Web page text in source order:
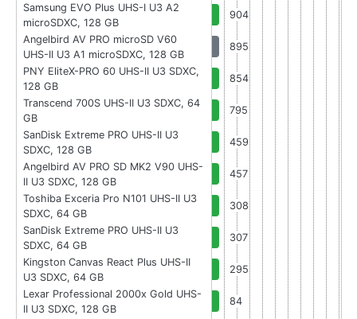
Samsung EVO Plus UHS-I U3 A2
microSDXC, 128 GB
904
Angelbird AV PRO microSD V60
UHS-II U3 A1 microSDXC, 128 GB
895
PNY EliteX-PRO 60 UHS-II U3 SDXC,
128 GB
854
Transcend 700S UHS-II U3 SDXC, 64
GB
795
SanDisk Extreme PRO UHS-II U3
SDXC, 128 GB
459
Angelbird AV PRO SD MK2 V90 UHS-
II U3 SDXC, 128 GB
457
Toshiba Exceria Pro N101 UHS-II U3
SDXC, 64 GB
308
SanDisk Extreme PRO UHS-II U3
SDXC, 64 GB
307
Kingston Canvas React Plus UHS-II
U3 SDXC, 64 GB
295
Lexar Professional 2000x Gold UHS-
II U3 SDXC, 128 GB
84